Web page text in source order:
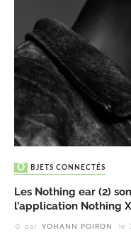
OBJETS CONNECTÉS
Les Nothing ear (2)
l’application Nothing
par YOHANN POIRON le